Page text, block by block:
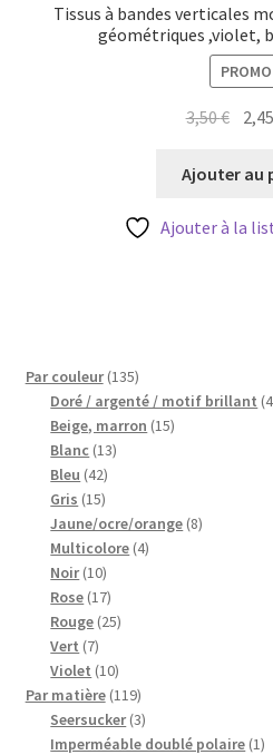
Tissus à bandes verticales
géométriques ,violet,
3,50€ Le
3,50
Ajouter au
Ajouter à la
Par couleur 135135
produits
Doré / argenté / motif brillant 4
Beige, marron 1515
Blanc 1313
Bleu 4242
produits
Gris 1515
produits
Jaune/ocre/orange 88
Multicolore 44
Noir 1010
produits
Rose 1717
produits
Rouge 2525
Vert 77
produits
Violet 1010
produits
Par matière 119119
produits
Seersucker 33
produits
Imperméable doublé polaire 11